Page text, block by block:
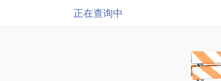
正在查询中